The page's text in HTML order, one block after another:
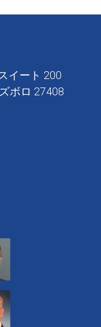
イート 200
ボロ 27408